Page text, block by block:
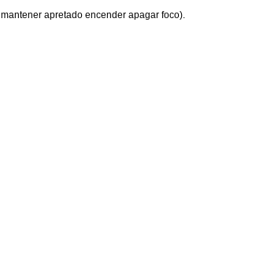
apretado encender apagar foco).